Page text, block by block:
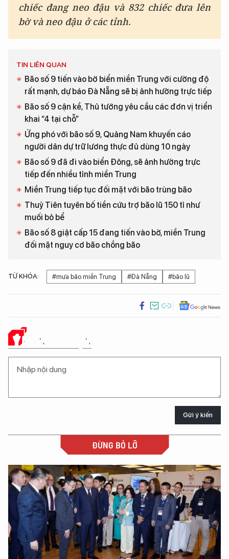
chiếc đang neo đậu và 832 chiếc đưa lên
bờ và neo đậu ở các tỉnh.
TIN LIÊN QUAN
Bão số 9 tiến vào bờ biển miền Trung với cường độ
rất mạnh, dự báo Đà Nẵng sẽ bị ảnh hưởng trực tiếp
Bão số 9 cận kề, Thủ tướng yêu cầu các đơn vị triển
khai “4 tại chỗ”
Ứng phó với bão số 9, Quảng Nam khuyến cáo
người dân dự trữ lương thực đủ dùng 10 ngày
Bão số 9 đã đi vào biển Đông, sẽ ảnh hưởng trực
tiếp đến nhiều tỉnh miền Trung
Miền Trung tiếp tục đối mặt với bão trùng bão
Thuỷ Tiên tuyên bố tiền cứu trợ bão lũ 150 tỉ như
muối bỏ bể
Bão số 8 giật cấp 15 đang tiến vào bờ, miền Trung
đối mặt nguy cơ bão chồng bão
TỪ KHÓA: #mưa bão miền Trung #Đà Nẵng #bão lũ
Ý KIẾN CỦA BẠN
Gửi ý kiến
ĐỪNG BỎ LỠ